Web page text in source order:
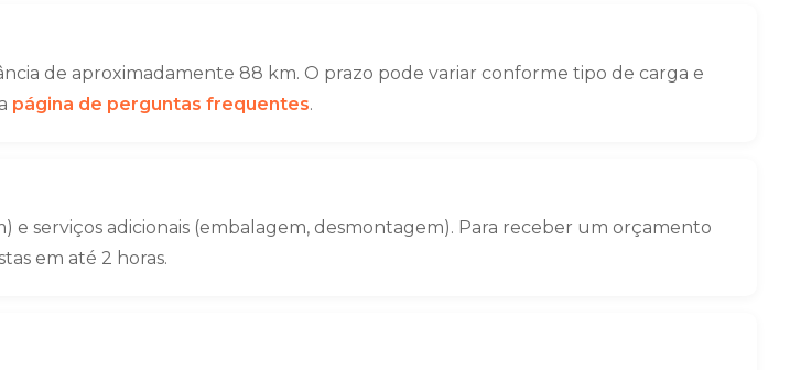
de aproximadamente 88 km. O prazo pode variar conforme tipo de carga e
página de perguntas frequentes.
serviços adicionais (embalagem, desmontagem). Para receber um orçamento
em até 2 horas.